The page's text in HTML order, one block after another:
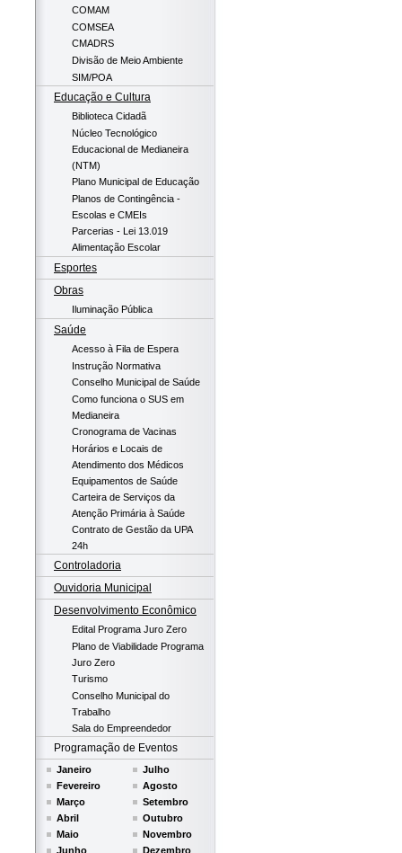
COMAM
COMSEA
CMADRS
Divisão de Meio Ambiente
SIM/POA
Educação e Cultura
Biblioteca Cidadã
Núcleo Tecnológico
Educacional de Medianeira
(NTM)
Plano Municipal de Educação
Planos de Contingência -
Escolas e CMEIs
Parcerias - Lei 13.019
Alimentação Escolar
Esportes
Obras
Iluminação Pública
Saúde
Acesso à Fila de Espera
Instrução Normativa
Conselho Municipal de Saúde
Como funciona o SUS em
Medianeira
Cronograma de Vacinas
Horários e Locais de
Atendimento dos Médicos
Equipamentos de Saúde
Carteira de Serviços da
Atenção Primária à Saúde
Contrato de Gestão da UPA
24h
Controladoria
Ouvidoria Municipal
Desenvolvimento Econômico
Edital Programa Juro Zero
Plano de Viabilidade Programa
Juro Zero
Turismo
Conselho Municipal do
Trabalho
Sala do Empreendedor
Programação de Eventos
Janeiro
Fevereiro
Março
Abril
Maio
Junho
Julho
Agosto
Setembro
Outubro
Novembro
Dezembro